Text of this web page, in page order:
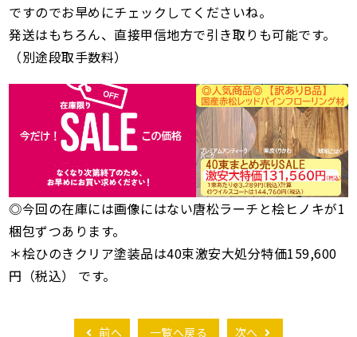
ですのでお早めにチェックしてくださいね。
発送はもちろん、直接甲信地方で引き取りも可能です。
（別途段取手数料）
◎今回の在庫には画像にはない唐松ラーチと桧ヒノキが1
梱包ずつあります。
＊桧ひのきクリア塗装品は40束激安大処分特価159,600
円（税込） です。
前へ 一覧へ戻る 次へ